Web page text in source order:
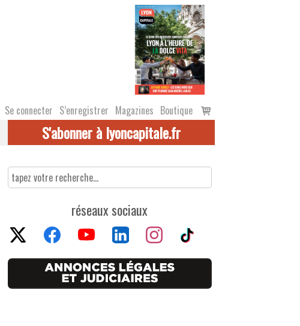
Se connecter S’enregistrer Magazines Boutique
Voir
le
S'abonner à lyoncapitale.fr
réseaux sociaux